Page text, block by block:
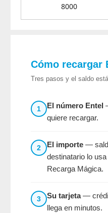
8000
Cómo recargar
Tres pasos y el saldo
1 El número Entel
quiere recargar.
2 El importe —
destinatario lo
Recarga Mágica.
3 Su tarjeta—
llega en minutos.